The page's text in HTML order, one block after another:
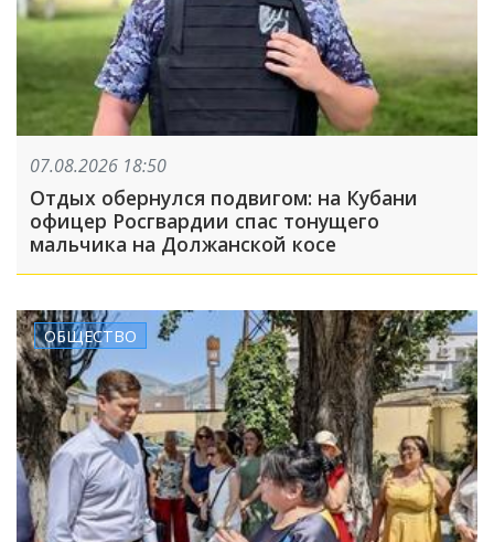
07.08.2026 18:50
Отдых обернулся подвигом: на Кубани
офицер Росгвардии спас тонущего
мальчика на Должанской косе
ОБЩЕСТВО